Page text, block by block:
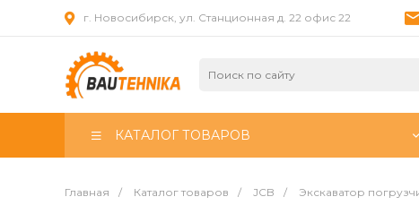
г. Новосибирск, ул. Станционная д. 22 офис 22
КАТАЛОГ ТОВАРОВ
Главная / Каталог товаров / JCB / Экскаватор